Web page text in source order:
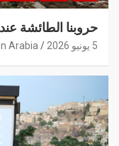
حروبنا الطائشة
5 يونيو 2026 Arabia